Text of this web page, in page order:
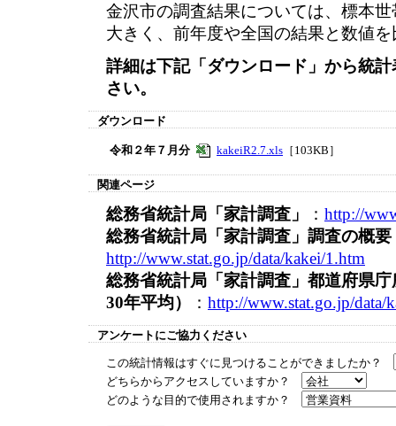
金沢市の調査結果については、標本
大きく、前年度や全国の結果と数値
詳細は下記「ダウンロード」から統
さい。
ダウンロード
令和２年７月分 kakeiR2.7.xls ［103KB］
関連ページ
総務省統計局「家計調査」 ： http://
総務省統計局「家計調査」調査の概要
http://www.stat.go.jp/data/kakei/1.htm
総務省統計局「家計調査」都道府県
30年平均）
： http://www.stat.go.jp/data/
アンケートにご協力ください
この統計情報はすぐに見つけることができましたか？
どちらからアクセスしていますか？
どのような目的で使用されますか？